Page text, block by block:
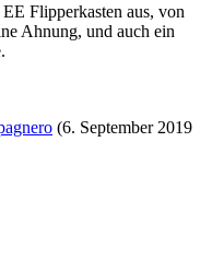
Flipperkasten aus, von
Ahnung, und auch ein
(6. September 2019